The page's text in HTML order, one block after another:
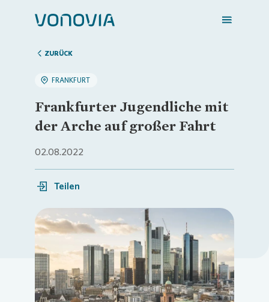
Zuhause finden
Mein Zuhause
Meine Stadt
Weitere Angebote
ZURÜCK
FRANKFURT
Frankfurter Jugendliche mit
der Arche auf großer Fahrt
02.08.2022
Teilen
Loading...